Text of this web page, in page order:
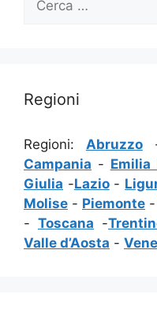
per:
Regioni
Regioni: Abruzzo
Campania - Emilia
Giulia -Lazio-
Molise - Piemonte -
- Toscana -
Valle d’Aosta -